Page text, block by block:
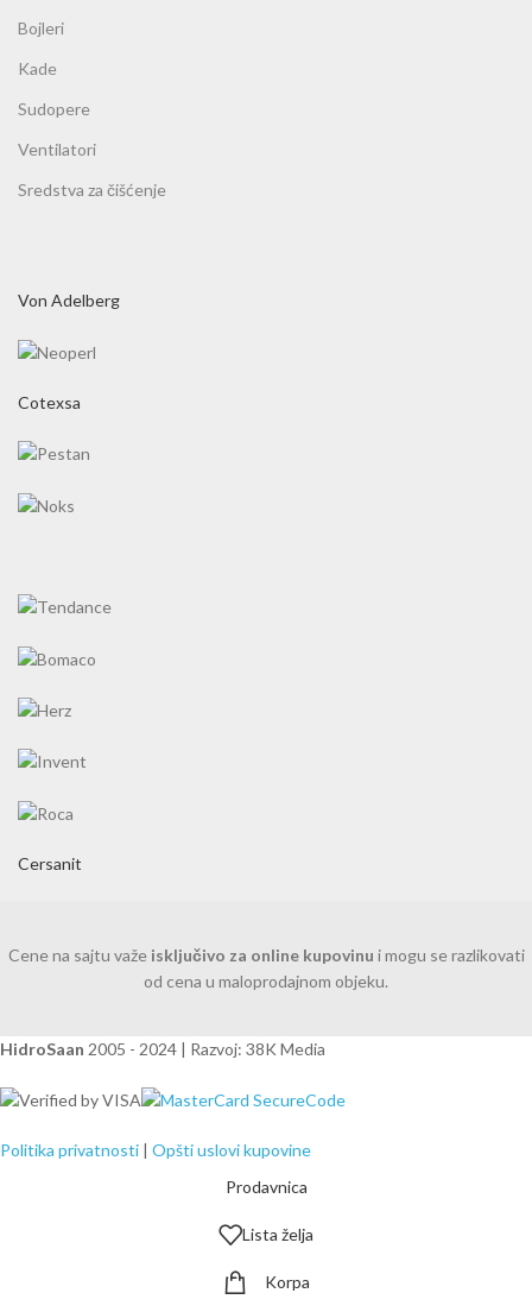
Bojleri
Kade
Sudopere
Ventilatori
Sredstva za čišćenje
Von Adelberg
Cotexsa
Cersanit
Cene na sajtu važe isključivo za online kupovinu i mogu se razlikovati
od cena u maloprodajnom objeku.
HidroSaan 2005 - 2024 | Razvoj: 38K Media
Politika privatnosti | Opšti uslovi kupovine
Prodavnica
Lista želja
Korpa